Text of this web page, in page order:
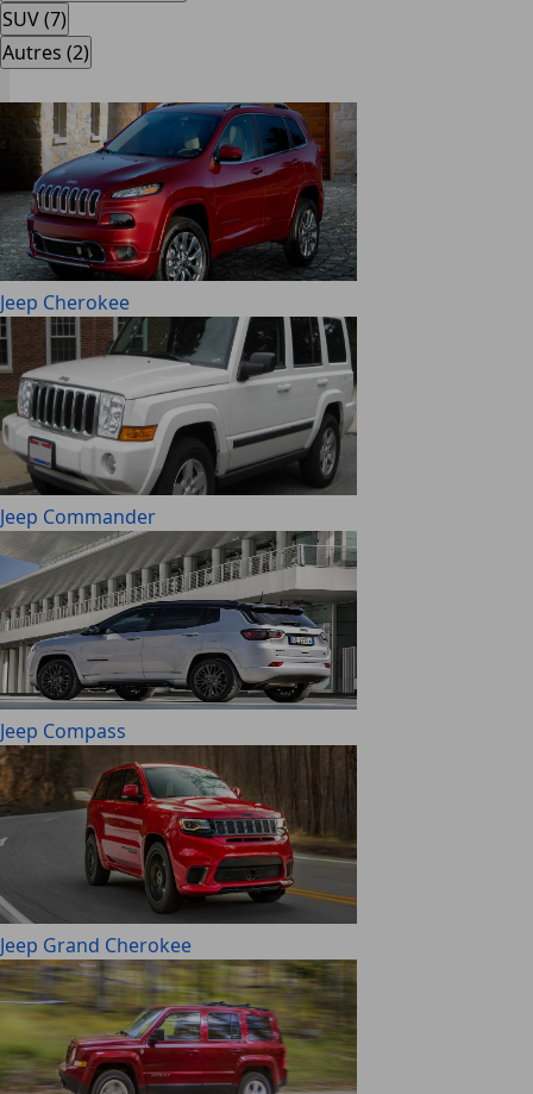
SUV (7)
Autres (2)
Jeep Cherokee
Jeep Commander
Jeep Compass
Jeep Grand Cherokee